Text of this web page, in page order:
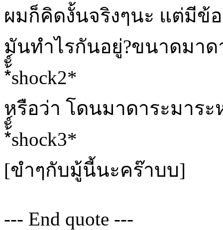
ผมก็คิดงั้นจริงๆนะ แต่มีข้
มันทำไรกันอยู่?ขนาดมาด
*้ั์shock2*
หรือว่า โดนมาดาระมาร
*้ั์shock3*
[ขำๆกับมู้นี้นะคร๊าบบ]
--- End quote ---